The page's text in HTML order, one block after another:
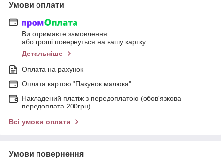
Умови оплати
Ви отримаєте замовлення
або гроші повернуться на вашу картку
Детальніше
Оплата на рахунок
Оплата картою "Пакунок малюка"
Накладений платіж з передоплатою (обов'язкова
передоплата 200грн)
Всі умови оплати
Умови повернення